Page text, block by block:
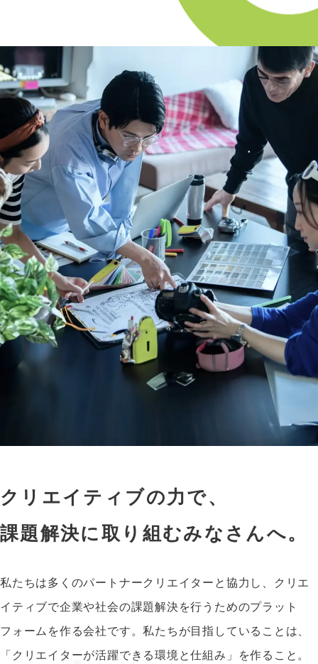
クリエイティブの力で、
課題解決に取り組むみなさんへ。
私たちは多くのパートナークリエイターと協力し、クリエ
イティブで企業や社会の課題解決を行うためのプラット
フォームを作る会社です。私たちが目指していることは、
「クリエイターが活躍できる環境と仕組み」を作ること。